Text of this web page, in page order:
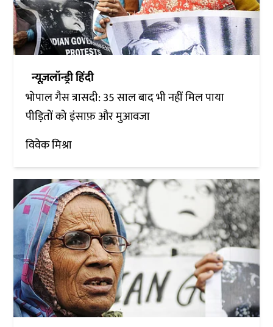
न्यूज़लॉन्ड्री हिंदी
भोपाल गैस त्रासदी: 35 साल बाद भी नहीं मिल पाया
पीड़ितों को इंसाफ़ और मुआवजा
विवेक मिश्रा